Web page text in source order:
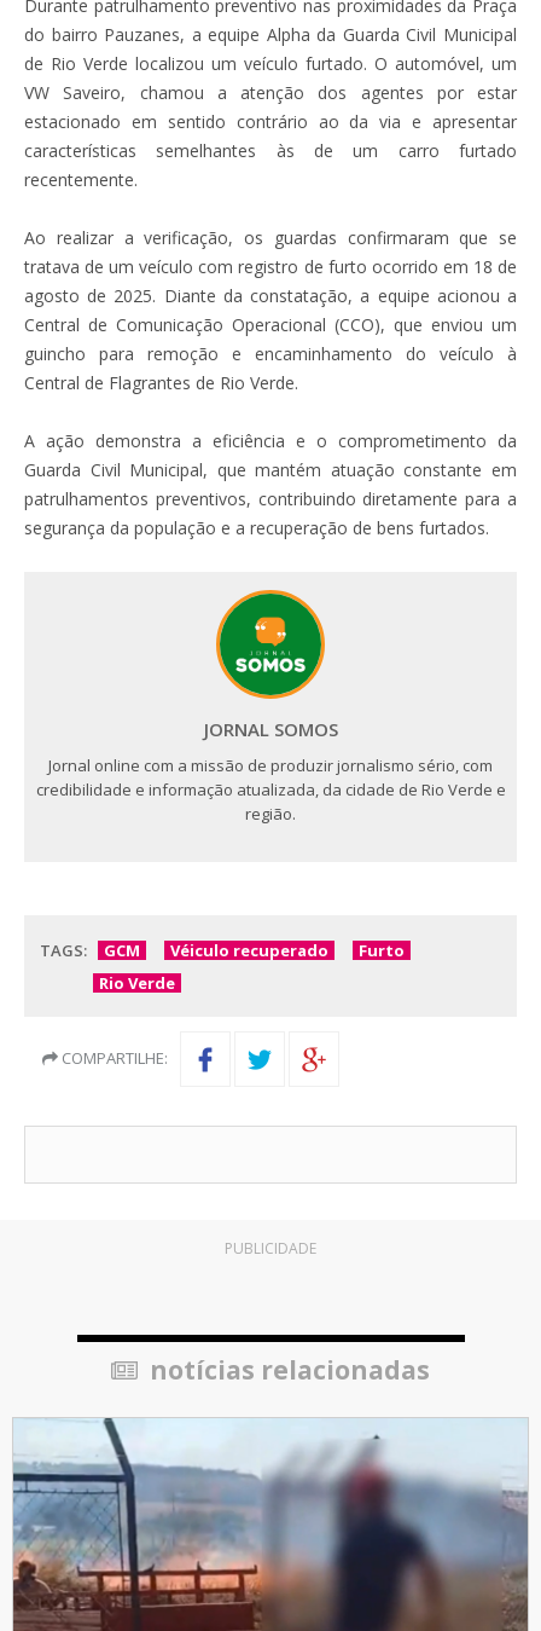
Durante patrulhamento preventivo nas proximidades da Praça
do bairro Pauzanes, a equipe Alpha da Guarda Civil Municipal
de Rio Verde localizou um veículo furtado. O automóvel, um
VW Saveiro, chamou a atenção dos agentes por estar
estacionado em sentido contrário ao da via e apresentar
características semelhantes às de um carro furtado
recentemente.
Ao realizar a verificação, os guardas confirmaram que se
tratava de um veículo com registro de furto ocorrido em 18 de
agosto de 2025. Diante da constatação, a equipe acionou a
Central de Comunicação Operacional (CCO), que enviou um
guincho para remoção e encaminhamento do veículo à
Central de Flagrantes de Rio Verde.
A ação demonstra a eficiência e o comprometimento da
Guarda Civil Municipal, que mantém atuação constante em
patrulhamentos preventivos, contribuindo diretamente para a
segurança da população e a recuperação de bens furtados.
JORNAL SOMOS
Jornal online com a missão de produzir jornalismo sério, com
credibilidade e informação atualizada, da cidade de Rio Verde e
região.
TAGS: GCM Véiculo recuperado
Furto
Rio Verde
COMPARTILHE:
PUBLICIDADE
notícias relacionadas